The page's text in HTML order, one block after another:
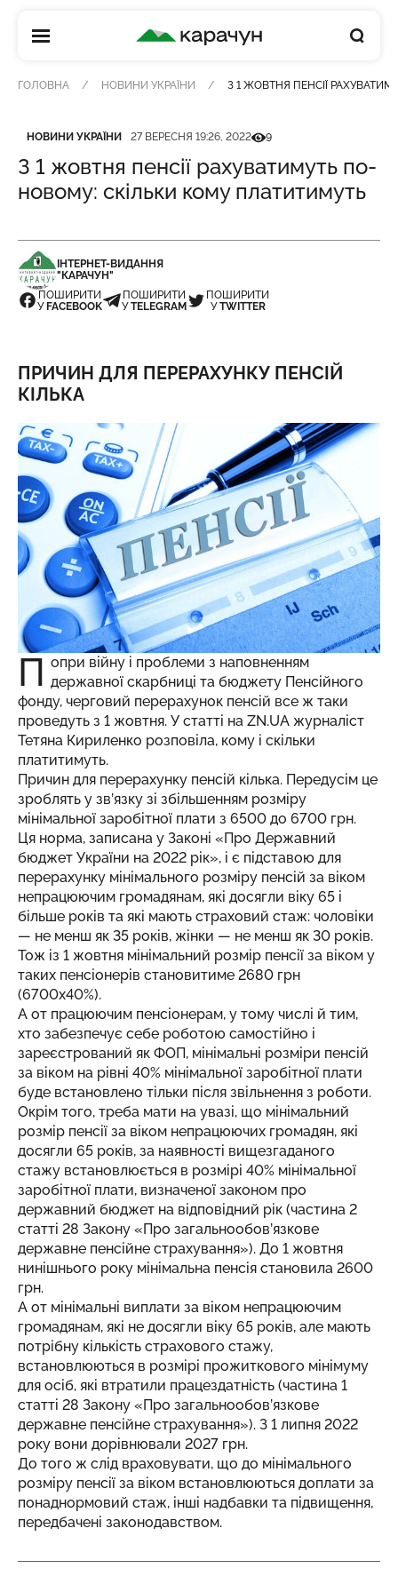
КАРАЧУН
ГОЛОВНА НОВИНИ УКРАЇНИ З 1 ЖОВТНЯ ПЕНСІЇ
Категорія
НОВИНИ УКРАЇНИ
Дата публікації 27 ВЕРЕСНЯ 19:26, 2022Кількість переглядів
9
З 1 жовтня пенсії рахуватимуть по-
новому: скільки кому платитимуть
ІНТЕРНЕТ-ВИДАННЯ
"КАРАЧУН"
ПОШИРИТИ
У FACEBOOK
ПОШИРИТИ
УTELEGRAM
ПОШИРИТИ
УTWITTER
ПРИЧИН ДЛЯ ПЕРЕРАХУНКУ ПЕНСІЙ
КІЛЬКА
П опри війну і проблеми з наповненням
державної скарбниці та бюджету Пенсійного
фонду, черговий перерахунок пенсій все ж таки
проведуть з 1 жовтня. У статті на ZN.UA журналіст
Тетяна Кириленко розповіла, кому і скільки
платитимуть.
Причин для перерахунку пенсій кілька. Передусім це
зроблять у зв’язку зі збільшенням розміру
мінімальної заробітної плати з 6500 до 6700 грн.
Ця норма, записана у Законі «Про Державний
бюджет України на 2022 рік», і є підставою для
перерахунку мінімального розміру пенсій за віком
непрацюючим громадянам, які досягли віку 65 і
більше років та які мають страховий стаж: чоловіки
— не менш як 35 років, жінки — не менш як 30 років.
Тож із 1 жовтня мінімальний розмір пенсії за віком у
таких пенсіонерів становитиме 2680 грн
(6700х40%).
А от працюючим пенсіонерам, у тому числі й тим,
хто забезпечує себе роботою самостійно і
зареєстрований як ФОП, мінімальні розміри пенсій
за віком на рівні 40% мінімальної заробітної плати
буде встановлено тільки після звільнення з роботи.
Окрім того, треба мати на увазі, що мінімальний
розмір пенсії за віком непрацюючих громадян, які
досягли 65 років, за наявності вищезгаданого
стажу встановлюється в розмірі 40% мінімальної
заробітної плати, визначеної законом про
державний бюджет на відповідний рік (частина 2
статті 28 Закону «Про загальнообов’язкове
державне пенсійне страхування»). До 1 жовтня
нинішнього року мінімальна пенсія становила 2600
грн.
А от мінімальні виплати за віком непрацюючим
громадянам, які не досягли віку 65 років, але мають
потрібну кількість страхового стажу,
встановлюються в розмірі прожиткового мінімуму
для осіб, які втратили працездатність (частина 1
статті 28 Закону «Про загальнообов’язкове
державне пенсійне страхування»). З 1 липня 2022
року вони дорівнювали 2027 грн.
До того ж слід враховувати, що до мінімального
розміру пенсії за віком встановлюються доплати за
понаднормовий стаж, інші надбавки та підвищення,
передбачені законодавством.